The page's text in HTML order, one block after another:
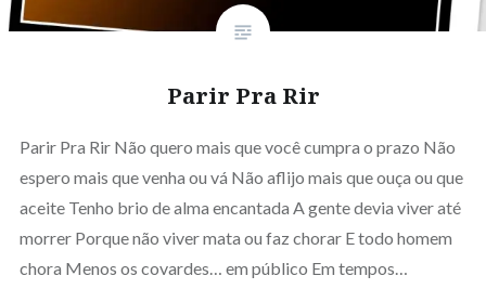
Parir Pra Rir
Parir Pra Rir Não quero mais que você cumpra o prazo Não
espero mais que venha ou vá Não aflijo mais que ouça ou que
aceite Tenho brio de alma encantada A gente devia viver até
morrer Porque não viver mata ou faz chorar E todo homem
chora Menos os covardes… em público Em tempos…